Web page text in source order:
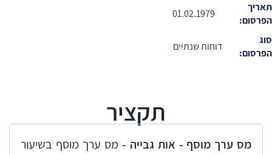
תאריך
הפרסום:
01.02.1979
סוג
הפרסום:
דוחות שנתיים
תקציר
​מס ערך מוסף - אות גבייה -מס ערך מוסף בשיעור